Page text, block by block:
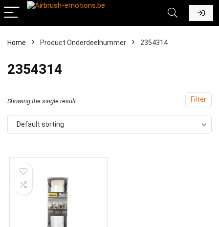
Home Product Onderdeelnummer ‎2354314
‎2354314
Filter
Showing the single result
Default sorting